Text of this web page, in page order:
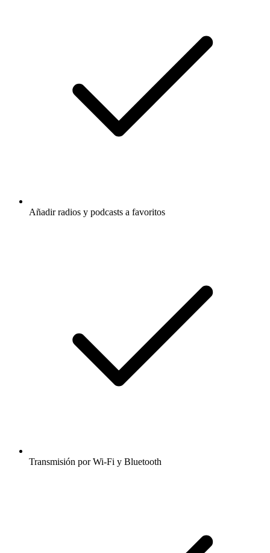
Añadir radios y podcasts a favoritos
Transmisión por Wi-Fi y Bluetooth